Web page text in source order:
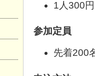
1人300円
参加定員
先着200